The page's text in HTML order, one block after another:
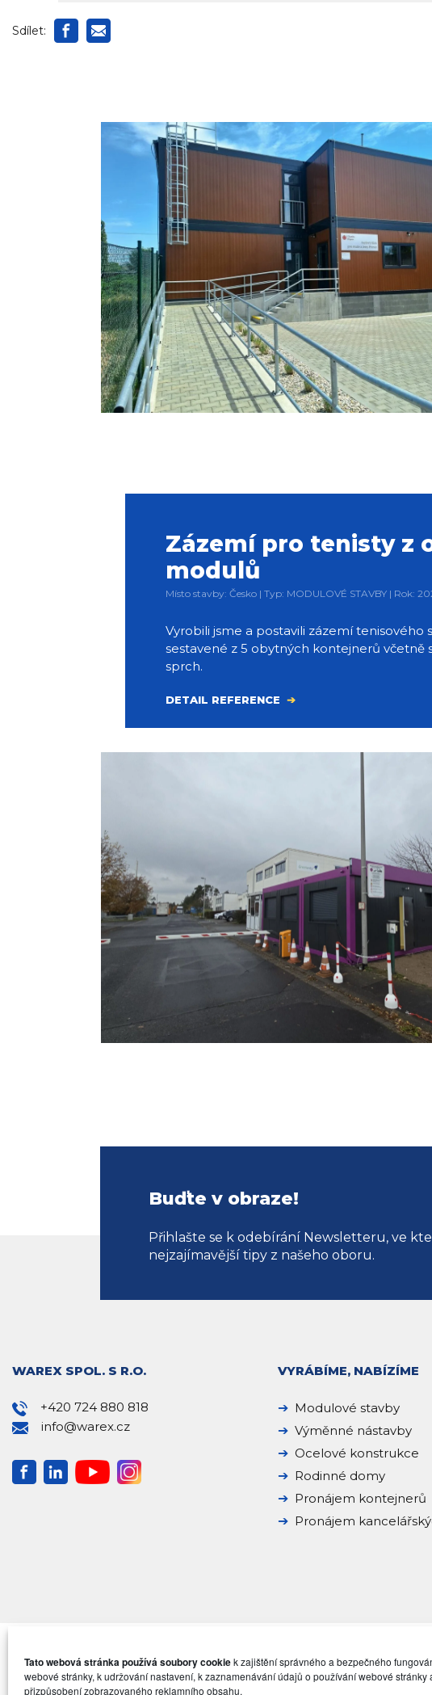
Tato webová stránka používá soubory cookiek zajištění správného a bezpečného
webové stránky, k udržování nastavení, k zaznamenávání údajů o používání webové stránky
přizpůsobení zobrazovaného reklamního obsahu.
Sdílet:
Zázemí pro tenisty z
modulů
Místo stavby: Česko | Typ: MODULOVÉ STAVBY | Rok:
Vyrobili jsme a postavili zázemí tenisového
sestavené z 5 obytných kontejnerů včetně
sprch.
DETAIL REFERENCE
Buďte v obraze!
Přihlašte se k odebírání Newsletteru, ve
nejzajímavější tipy z našeho oboru.
WAREX SPOL. S R.O.
+420 724 880 818
info@warex.cz
VYRÁBÍME, NABÍZÍME
Modulové stavby
Výměnné nástavby
Ocelové konstrukce
Rodinné domy
Pronájem kontejnerů
Pronájem